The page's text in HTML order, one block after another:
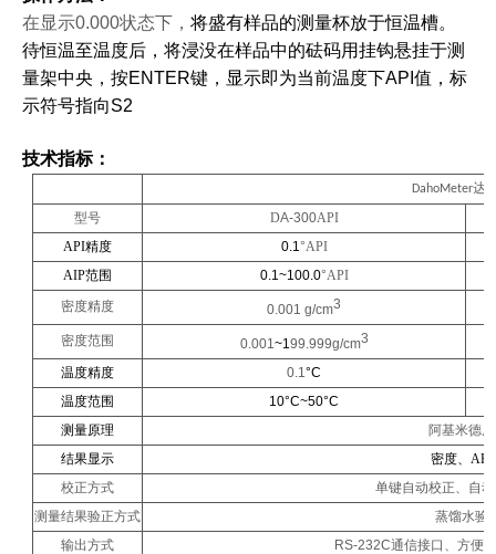
在显示0.000状态下， 将盛有样品的测量杯放于恒温槽。
待恒温至温度后， 将浸没在样品中的砝码用挂钩悬挂于测
量架中央， 按ENTER键， 显示即为当前温度下API 值，标
示符号指向S2
技术指标：
DahoMeter达
型号 DA-300API
API精度
0.1 °API
AIP范围 0.1 ~100.0°API
密度精度
0.001 g/cm3
密度范围 0.001 ~1 99.999g/cm3
温度精度 0.1 °C
温度范围
10°C~50°C
测量原理
阿基米德
结果显示
密度、API
校正方式
单键自动校正、自
测量结果验正方式
蒸馏水验
输出方式
RS-232C通信接口、方便